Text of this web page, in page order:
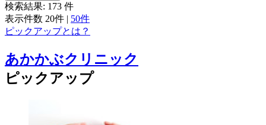
検索結果: 173 件
表示件数 20件 | 50件
ピックアップとは？
あかかぶクリニック
ピックアップ